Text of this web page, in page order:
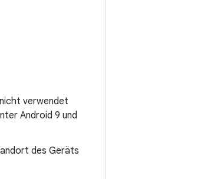
verwendet
Android 9 und
des Geräts